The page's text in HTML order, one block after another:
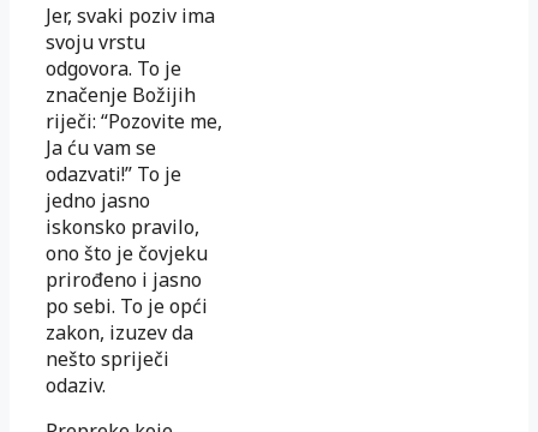
Jer, svaki poziv ima
svoju vrstu
odgovora. To je
značenje Božijih
riječi: “Pozovite me,
Ja ću vam se
odazvati!” To je
jedno jasno
iskonsko pravilo,
ono što je čovjeku
prirođeno i jasno
po sebi. To je opći
zakon, izuzev da
nešto spriječi
odaziv.